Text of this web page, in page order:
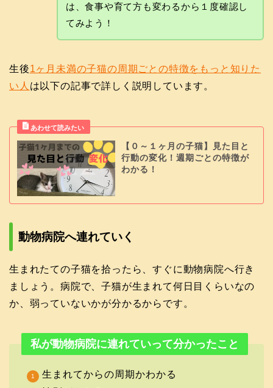
は、食事や育て方も変わるから１度確認し
てみよう！
生後1ヶ月未満の子猫の周期ごとの特徴をもっと知りた
い人 は以下の記事で詳しく説明しています。
【０～１ヶ月の子猫】見た目と
行動の変化！週期ごとの特徴が
わかる！
動物病院へ連れていく
生まれたての子猫を拾ったら、すぐに動物病院へ行き
ましょう。病院で、子猫が生まれて何日目くらいなの
か、弱っていないかが分かるからです。
私が動物病院に連れていって分かったこと
生まれてからの周期かわかる